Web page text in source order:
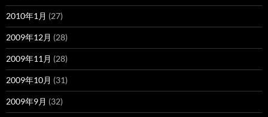
2010年1月 (27)
2009年12月 (28)
2009年11月 (28)
2009年10月 (31)
2009年9月 (32)